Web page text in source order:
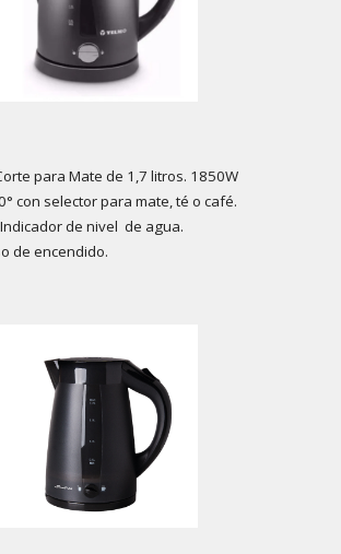
para Mate de 1,7 litros. 1850W
con selector para mate, té o café.
de nivel de agua.
de encendido.